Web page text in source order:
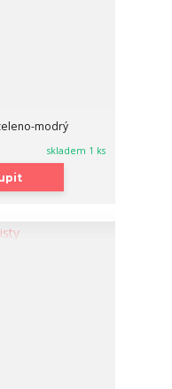
modrý
skladem 1 ks